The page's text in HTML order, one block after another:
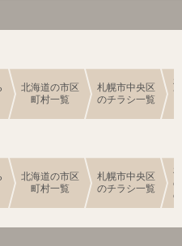
北海道の市区
町村一覧
札幌市中央区
のチラシ一覧
北海道の市区
町村一覧
札幌市中央区
のチラシ一覧